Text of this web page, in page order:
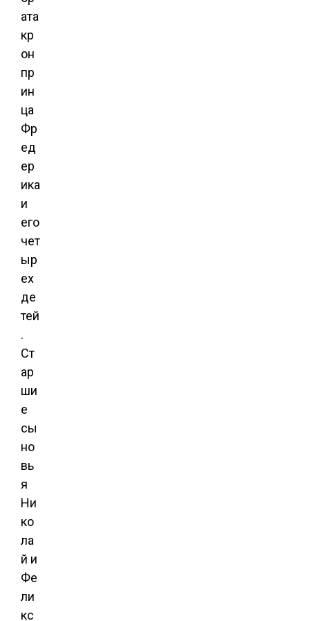
ата
кр
он
пр
ин
ца
Фр
ед
ер
ика
и
его
чет
ыр
ех
де
тей
.
Ст
ар
ши
е
сы
но
вь
я
Ни
ко
ла
й и
Фе
ли
кс